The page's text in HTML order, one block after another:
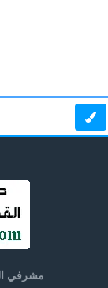
مشرفي